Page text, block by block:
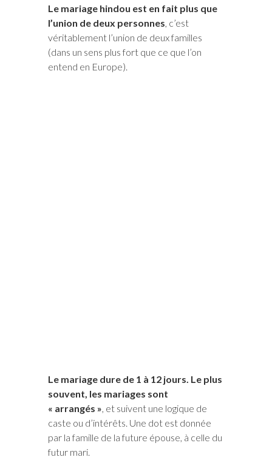
Le mariage hindou est en fait plus que
l’union de deux personnes, c’est
véritablement l’union de deux familles
(dans un sens plus fort que ce que l’on
entend en Europe).
Le mariage dure de 1 à 12 jours. Le plus
souvent, les mariages sont
« arrangés », et suivent une logique de
caste ou d’intérêts. Une dot est donnée
par la famille de la future épouse, à celle du
futur mari.